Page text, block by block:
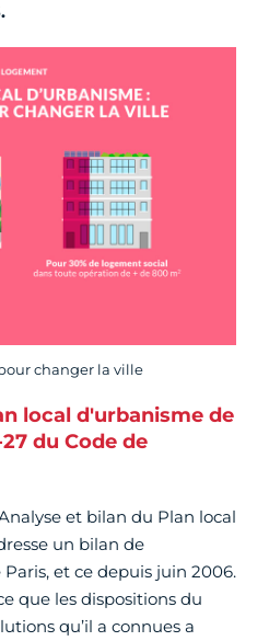
changer la ville
local d'urbanisme de
du Code de
et bilan du Plan local
un bilan de
et ce depuis juin 2006.
que les dispositions du
qu’il a connues a